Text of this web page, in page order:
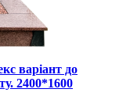
варіант до
2400*1600